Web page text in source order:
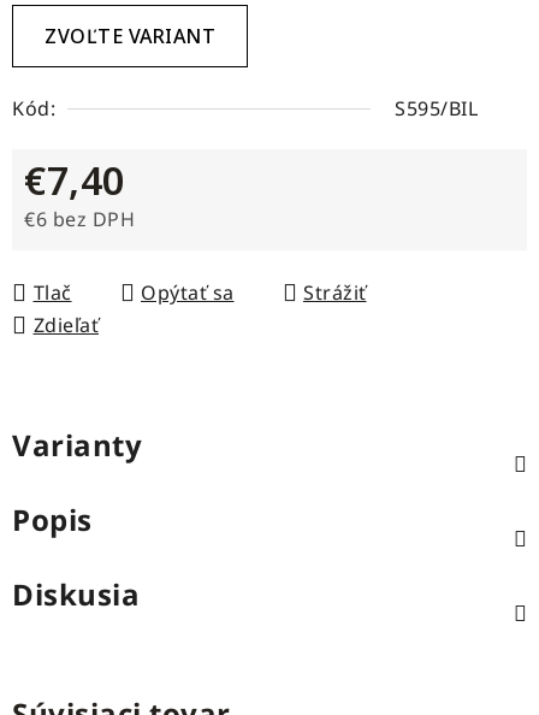
ZVOĽTE VARIANT
Kód: S595/BIL
€7,40
€6 bez DPH
Tlač
Opýtať sa
Strážiť
Zdieľať
Varianty
Popis
Diskusia